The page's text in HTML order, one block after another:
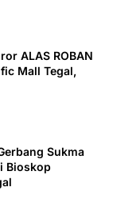
ALAS ROBAN
Mall Tegal,
Sukma
Bioskop